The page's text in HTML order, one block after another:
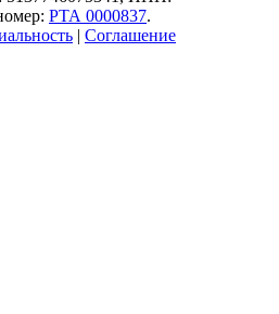
РТА 0000837.
| Соглашение